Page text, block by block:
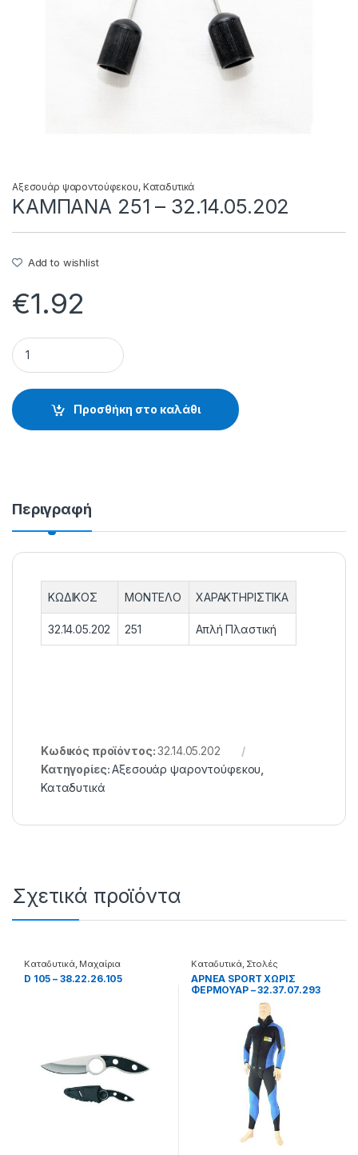
Αξεσουάρ ψαροντούφεκου, Καταδυτικά
ΚΑΜΠΑΝΑ 251 – 32.14.05.202
Add to wishlist
€1.92
ΚΑΜΠΑΝΑ 251 - 32.14.05.202 quantity
Προσθήκη στο καλάθι
Περιγραφή
ΚΩΔΙΚΟΣ ΜΟΝΤΕΛΟ ΧΑΡΑΚΤΗΡΙΣΤΙΚΑ
32.14.05.202 251 Απλή Πλαστική
Κωδικός προϊόντος:32.14.05.202
Κατηγορίες:Αξεσουάρ ψαροντούφεκου
Καταδυτικά
Σχετικά προϊόντα
Καταδυτικά, Μαχαίρια
D 105 – 38.22.26.105
Καταδυτικά, Στολές
APNEA SPORT ΧΩΡΙΣ
ΦΕΡΜΟΥΑΡ – 32.37.07.293